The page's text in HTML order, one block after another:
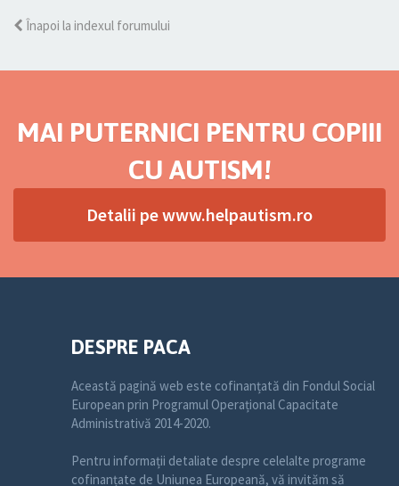
Înapoi la indexul forumului
MAI PUTERNICI PENTRU COPIII
CU AUTISM!
Detalii pe www.helpautism.ro
DESPRE PACA
Această pagină web este cofinanțată din Fondul Social
European prin Programul Operațional Capacitate
Administrativă 2014-2020.
Pentru informații detaliate despre celelalte programe
cofinanțate de Uniunea Europeană, vă invităm să